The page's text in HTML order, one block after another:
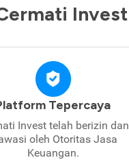
Invest
Tepercaya
Invest telah berizin dan
oleh Otoritas Jasa
Keuangan.